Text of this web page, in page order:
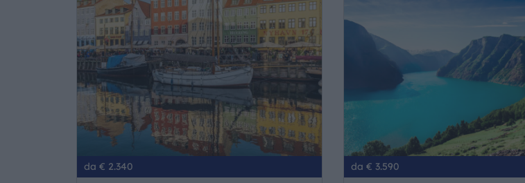
da € 2.340 da € 3.590